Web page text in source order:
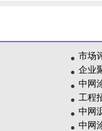
市场
企业
中网
工程
中网
中网